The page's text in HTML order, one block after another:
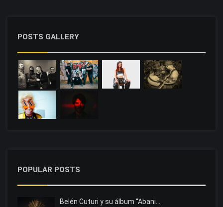
POSTS GALLERY
POPULAR POSTS
Belén Cuturi y su álbum “Abani…